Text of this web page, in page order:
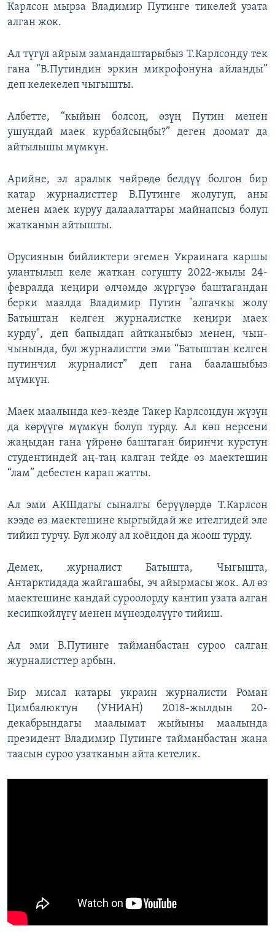
Карлсон мырза Владимир Путинге тикелей узата
алган жок.
Ал түгүл айрым замандаштарыбыз Т.Карлсонду тек
гана “В.Путиндин эркин микрофонуна айланды”
деп келекелеп чыгышты.
Албетте, “кыйын болсоң, өзүң Путин менен
ушундай маек курбайсыңбы?” деген доомат да
айтылышы мүмкүн.
Арийне, эл аралык чөйрөдө белдүү болгон бир
катар журналисттер В.Путинге жолугуп, аны
менен маек куруу далаалаттары майнапсыз болуп
жатканын айтышты.
Орусиянын бийликтери эгемен Украинага каршы
улантылып келе жаткан согушту 2022-жылы 24-
февралда кеңири өлчөмдө жүргүзө баштагандан
берки маалда Владимир Путин "алгачкы жолу
Батыштан келген журналистке кеңири маек
курду", деп бапылдап айтканыбыз менен, чын-
чынында, бул журналистти эми “Батыштан келген
путинчил журналист” деп гана баалашыбыз
мүмкүн.
Маек маалында кез-кезде Такер Карлсондун жүзүн
да көрүүгө мүмкүн болуп турду. Ал көп нерсени
жаңыдан гана үйрөнө баштаган биринчи курстун
студентиндей аң-таң калган тейде өз маектешин
“лам” дебестен карап жатты.
Ал эми АКШдагы сыналгы берүүлөрдө Т.Карлсон
кээде өз маектешине кыргыйдай же ителгидей эле
тийип турчу. Бул жолу ал коёндон да жоош турду.
Демек, журналист Батышта, Чыгышта,
Антарктидада жайгашабы, эч айырмасы жок. Ал өз
маектешине кандай суроолорду кантип узата алган
кесипкөйлүгү менен мүнөздөлүүгө тийиш.
Ал эми В.Путинге тайманбастан суроо салган
журналисттер арбын.
Бир мисал катары украин журналисти Роман
Цимбалюктун (УНИАН) 2018-жылдын 20-
декабрындагы маалымат жыйыны маалында
президент Владимир Путинге тайманбастан жана
таасын суроо узатканын айта кетелик.